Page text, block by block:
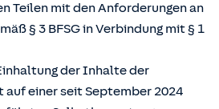
Teilen mit den Anforderungen an
§ 3 BFSG in Verbindung mit § 1
der Inhalte der
einer seit September 2024